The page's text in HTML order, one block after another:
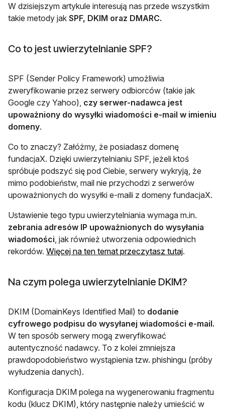
W dzisiejszym artykule interesują nas przede wszystkim
takie metody jak SPF, DKIM oraz DMARC.
Co to jest uwierzytelnianie SPF?
SPF (Sender Policy Framework) umożliwia
zweryfikowanie przez serwery odbiorców (takie jak
Google czy Yahoo), czy serwer-nadawca jest
upoważniony do wysyłki wiadomości e-mail w imieniu
domeny.
Co to znaczy? Załóżmy, że posiadasz domenę
fundacjaX. Dzięki uwierzytelnianiu SPF, jeżeli ktoś
spróbuje podszyć się pod Ciebie, serwery wykryją, że
mimo podobieństw, mail nie przychodzi z serwerów
upoważnionych do wysyłki e-maili z domeny fundacjaX.
Ustawienie tego typu uwierzytelniania wymaga m.in.
zebrania adresów IP upoważnionych do wysyłania
wiadomości , jak również utworzenia odpowiednich
rekordów. Więcej na ten temat przeczytasz tutajotwiera się
.
Na czym polega uwierzytelnianie DKIM?
DKIM (DomainKeys Identified Mail) to dodanie
cyfrowego podpisu do wysyłanej wiadomości e-mail.
W ten sposób serwery mogą zweryfikować
autentyczność nadawcy. To z kolei zmniejsza
prawdopodobieństwo wystąpienia tzw. phishingu (próby
wyłudzenia danych).
Konfiguracja DKIM polega na wygenerowaniu fragmentu
kodu (klucz DKIM), który następnie należy umieścić w